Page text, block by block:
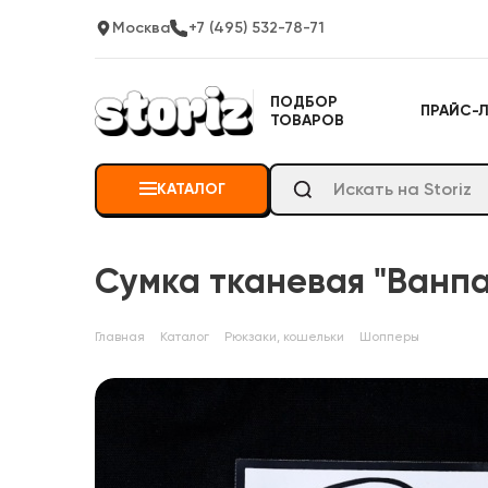
Москва +7 (495) 532-78-71
ПОДБОР
ТОВАРОВ
ПРАЙС-
КАТАЛОГ
Сумка тканевая
Главная Каталог Рюкзаки, кошельки Шопперы